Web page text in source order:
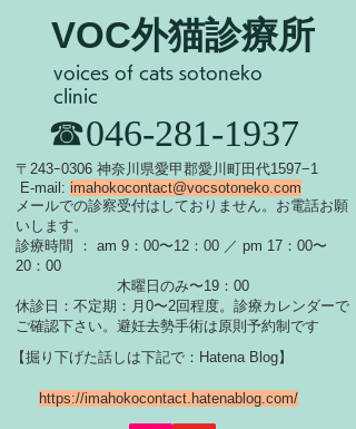
VOC外猫診療所
​☎046-281-1937
​〒243ｰ0306 神奈川県愛甲郡愛川町田代1597−1
E-mail: imahokocontact@vocsotoneko.com
​メールでの診察受付はしておりません。お電話お願
いします。
診療時間 ： am 9：00〜12：00 ／ pm 17：00〜
20：00
木曜日のみ〜19：00
休診日：不定期：月0〜2回程度。診療カレンダーで
ご確認下さい。 ​避妊去勢手術は原則予約制です
voices of cats sotoneko
clinic
https://imahokocontact.hatenablog.com/
【掘り下げた話しは下記で：Hatena Blog】